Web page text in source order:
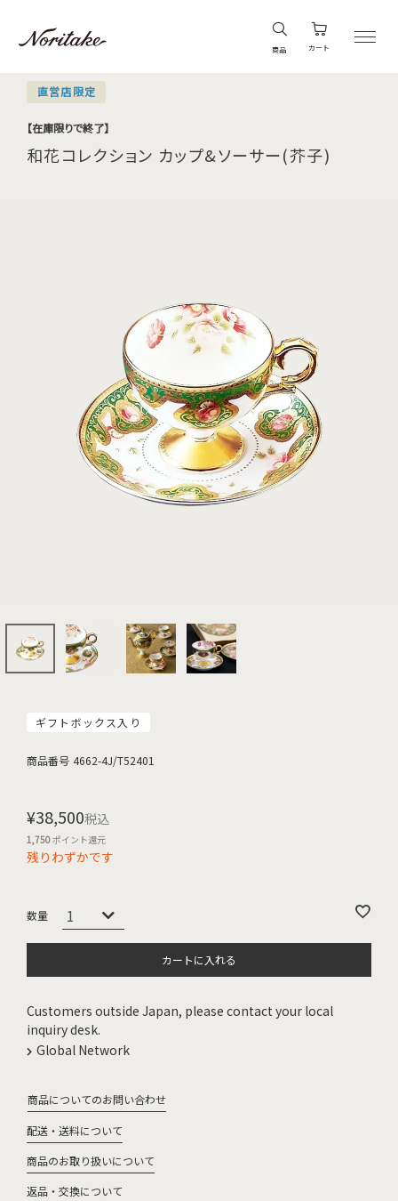
商品 カート
直営店限定
【在庫限りで終了】
和花コレクション カップ&ソーサー(芥子)
ギフトボックス入り
商品番号 4662-4J/T52401
¥38,500税込
1,750ポイント還元
残りわずかです
カートに入れる
Customers outside Japan, please contact your local
inquiry desk.
Global Network
商品についてのお問い合わせ
配送・送料について
商品のお取り扱いについて
返品・交換について